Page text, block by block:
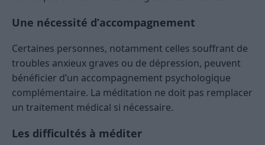
Une nécessité d’accompagnement
Certaines personnes, notamment celles souffrant de
troubles anxieux graves ou de dépression, peuvent
bénéficier d’un accompagnement psychologique
complémentaire. La méditation ne doit pas remplacer
un traitement médical si nécessaire.
Les difficultés à méditer